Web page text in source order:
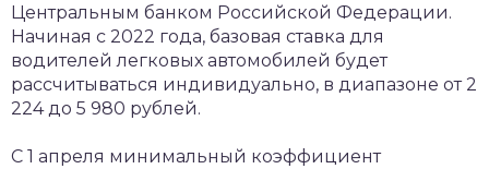
Центральным банком Российской Федерации.
Начиная с 2022 года, базовая ставка для
водителей легковых автомобилей будет
рассчитываться индивидуально, в диапазоне от 2
224 до 5 980 рублей.
С 1 апреля минимальный коэффициент